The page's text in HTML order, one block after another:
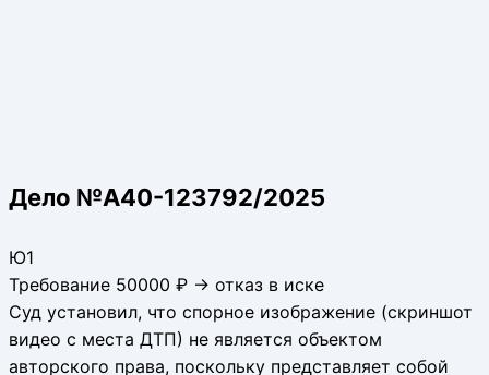
Дело №А40-123792/2025
Ю1
Требование 50000 ₽ → отказ в иске
Суд установил, что спорное изображение (скриншот
видео с места ДТП) не является объектом
авторского права, поскольку представляет собой